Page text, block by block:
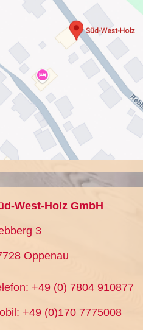
West-Holz GmbH
3
Oppenau
+49 (0) 7804 910877
+49 (0)170 7775008